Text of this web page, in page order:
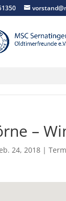
–
24, 2018|